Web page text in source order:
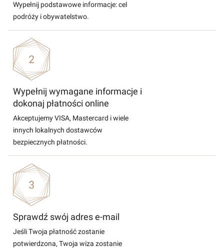
Wypełnij podstawowe informacje: cel
podróży i obywatelstwo.
Wypełnij wymagane informacje i
dokonaj płatności online
Akceptujemy VISA, Mastercard i wiele
innych lokalnych dostawców
bezpiecznych płatności.
Sprawdź swój adres e-mail
Jeśli Twoja płatność zostanie
potwierdzona, Twoja wiza zostanie